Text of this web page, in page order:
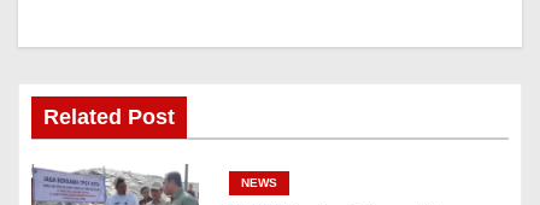
Related Post
NEWS